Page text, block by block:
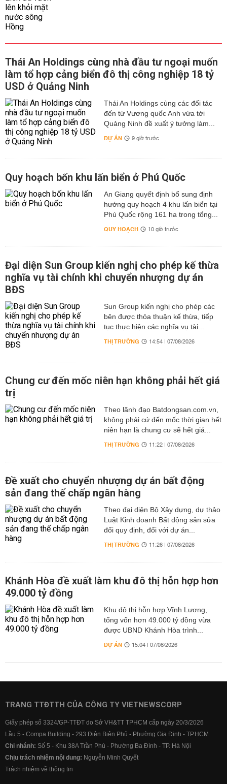
Thái An Holdings cùng nhà đầu tư ngoại muốn
làm tổ hợp cảng biển đô thị công nghiệp 18 tỷ
USD ở Quảng Ninh
Thái An Holdings cùng các đối tác
đến từ Vương quốc Anh vừa tới
Quảng Ninh đề xuất ý tưởng làm...
DỰ ÁN 9 giờ trước
Quy hoạch bốn khu lấn biển ở Phú Quốc
An Giang quyết định bổ sung định
hướng quy hoạch 4 khu lấn biển tại
Phú Quốc rộng 161 ha trong tổng...
QUY HOẠCH 10 giờ trước
Đại diện Sun Group kiến nghị cho phép kế thừa
nghĩa vụ tài chính khi chuyển nhượng dự án
BĐS
Sun Group kiến nghị cho phép các
bên được thỏa thuận kế thừa, tiếp
tục thực hiện các nghĩa vụ tài...
THỊ TRƯỜNG 14:54 | 07/08/2026
Chung cư đến mốc niên hạn không phải hết giá
trị
Theo lãnh đạo Batdongsan.com.vn,
không phải cứ đến mốc thời gian hết
niên hạn là chung cư sẽ hết giá...
THỊ TRƯỜNG 11:22 | 07/08/2026
Đề xuất cho chuyển nhượng dự án bất động
sản đang thế chấp ngân hàng
Theo đại diện Bộ Xây dựng, dự thảo
Luật Kinh doanh Bất động sản sửa
đổi quy định, đối với dự án...
THỊ TRƯỜNG 11:26 | 07/08/2026
Khánh Hòa đề xuất làm khu đô thị hỗn hợp hơn
49.000 tỷ đồng
Khu đô thị hỗn hợp Vĩnh Lương,
tổng vốn hơn 49.000 tỷ đồng vừa
được UBND Khánh Hòa trình...
DỰ ÁN 15:04 | 07/08/2026
TRANG TTĐTTH CỦA CÔNG TY VIETNEWSCORP
Giấy phép số 3324/GP-TTĐT do Sở VH&TT TPHCM cấp ngày 20/3/2026
Lầu 5 - Compa Building - 293 Điện Biên Phủ - Phường Gia Định - TP.HCM
Chi nhánh: Số 5 - Khu 38A Trần Phú - Phường Ba Đình - TP. Hà Nội
Chịu trách nhiệm nội dung: Nguyễn Minh Quyết
Trách nhiệm về thông tin